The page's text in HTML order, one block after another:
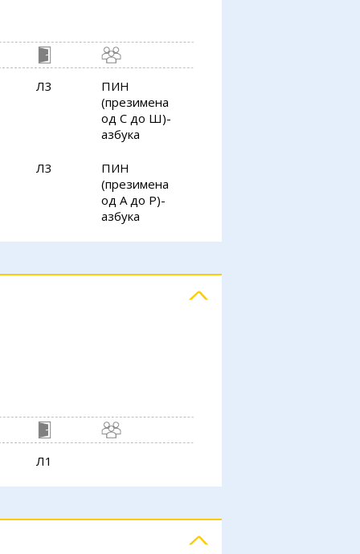
Л3
ПИН
(презимена
од С до Ш)-
азбука
Л3
ПИН
(презимена
од А до Р)-
азбука
Л1